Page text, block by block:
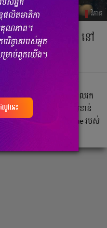
វិភាគ
ជាមួយ​ Liverpool នៅ​
ប់​ចំណាយ​ និង​ជា​ក្លឹប​មួយ​ដែល​រក​
មាន​ក្រេឌីត​ដ៏​សំខាន់​
ឈ្នះ​ Champions League របស់​
វនេះ